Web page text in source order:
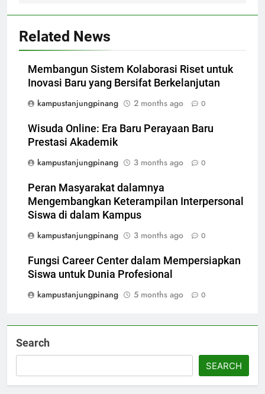
Related News
Membangun Sistem Kolaborasi Riset untuk
Inovasi Baru yang Bersifat Berkelanjutan
kampustanjungpinang
2 months ago 0
Wisuda Online: Era Baru Perayaan Baru
Prestasi Akademik
kampustanjungpinang
3 months ago 0
Peran Masyarakat dalamnya
Mengembangkan Keterampilan Interpersonal
Siswa di dalam Kampus
kampustanjungpinang
3 months ago 0
Fungsi Career Center dalam Mempersiapkan
Siswa untuk Dunia Profesional
kampustanjungpinang
5 months ago 0
Search
SEARCH